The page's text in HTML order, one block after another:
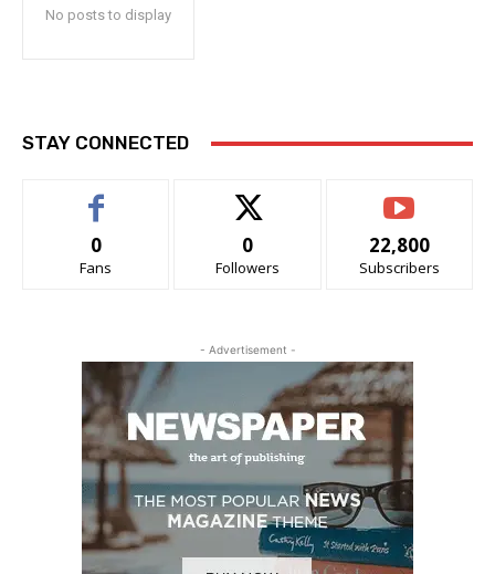
No posts to display
STAY CONNECTED
0
Fans
0
Followers
22,800
Subscribers
- Advertisement -